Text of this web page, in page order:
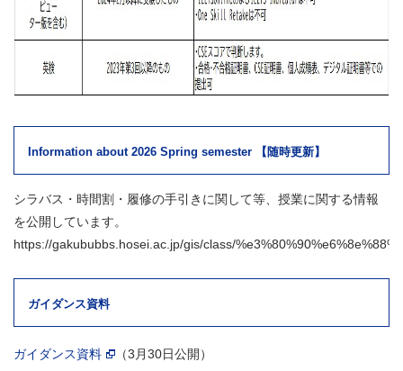
Information about 2026 Spring semester 【随時更新】
シラバス・時間割・履修の手引きに関して等、授業に関する情報
を公開しています。
https://gakububbs.hosei.ac.jp/gis/class/
ガイダンス資料
ガイダンス資料
（3月30日公開）